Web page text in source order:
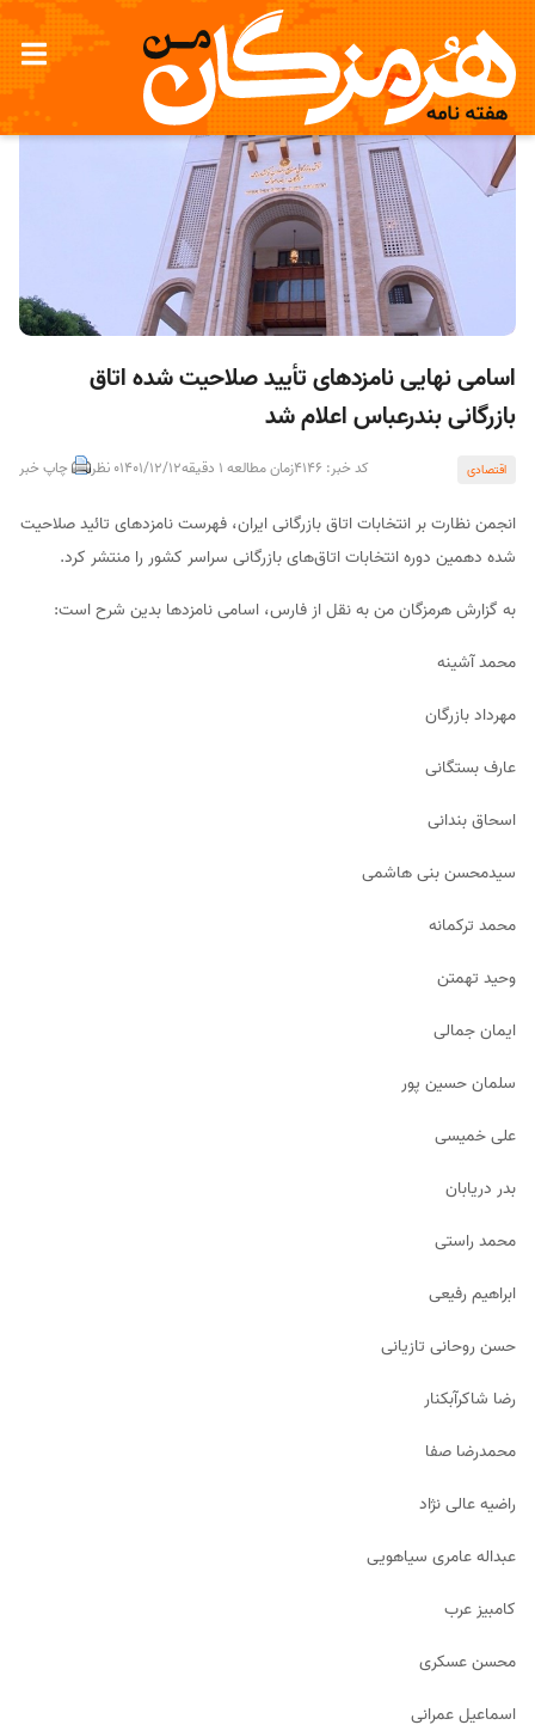
اسامی نهایی نامزدهای تأیید صلاحیت شده اتاق
بازرگانی بندرعباس اعلام شد
اقتصادی کد خبر: 4146 زمان مطالعه 1 دقیقه 1401/12/120 نظر چاپ خبر
انجمن نظارت بر انتخابات اتاق‌ بازرگانی ایران، فهرست نامزدهای تائید صلاحیت
شده دهمین دوره انتخابات اتاق‌های بازرگانی سراسر کشور را منتشر کرد.
به گزارش هرمزگان من به نقل از فارس، اسامی نامزدها بدین شرح است:
محمد آشینه
مهرداد بازرگان
عارف بستگانی
اسحاق بندانی
سیدمحسن بنی هاشمی
محمد ترکمانه
وحید تهمتن
ایمان جمالی
سلمان حسین پور
علی خمیسی
بدر دریابان
محمد راستی
ابراهیم رفیعی
حسن روحانی تازیانی
رضا شاکرآبکنار
محمدرضا صفا
راضیه عالی نژاد
عبداله عامری سیاهویی
کامبیز عرب
محسن عسکری
اسماعیل عمرانی